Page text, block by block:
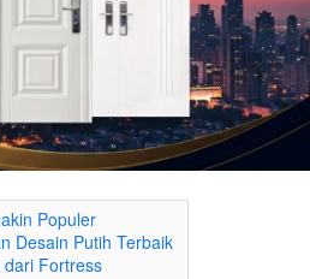
Populer
Desain Putih Terbaik
dari Fortress